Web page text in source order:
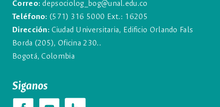
Correo:depsociolog_bog@unal.edu.co
Teléfono: (571) 316 5000 Ext.: 16205
Dirección:Ciudad Universitaria, Edificio Orlando Fals
Borda (205), Oficina 230..
Bogotá, Colombia
Siganos